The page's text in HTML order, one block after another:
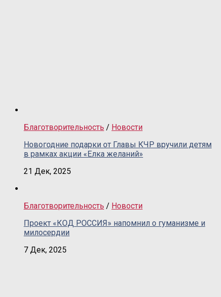
Благотворительность / Новости
Новогодние подарки от Главы КЧР вручили детям
в рамках акции «Елка желаний»
21 Дек, 2025
Благотворительность / Новости
Проект «КОД РОССИЯ» напомнил о гуманизме и
милосердии
7 Дек, 2025